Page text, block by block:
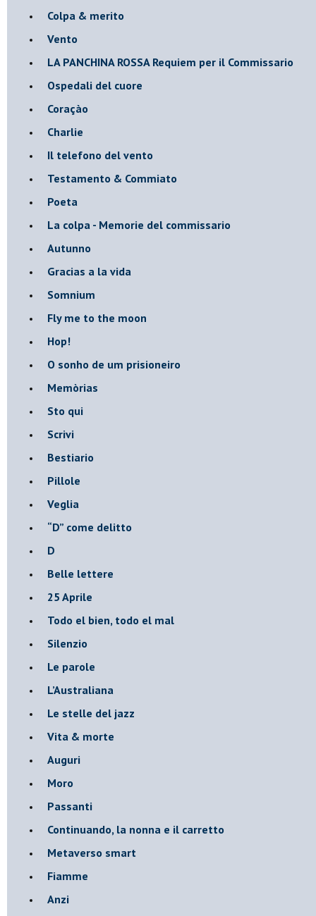
Colpa & merito
Vento
​LA PANCHINA ROSSA Requiem per il Commissario
Ospedali del cuore
Coraçào
Charlie
Il telefono del vento
Testamento & Commiato
Poeta
​La colpa - Memorie del commissario
Autunno
Gracias a la vida
Somnium
Fly me to the moon
Hop!
O sonho de um prisioneiro
Memòrias
Sto qui
Scrivi
Bestiario
Pillole
Veglia
​“D” come delitto
D
Belle lettere
25 Aprile
Todo el bien, todo el mal
Silenzio
Le parole
​L’Australiana
Le stelle del jazz
Vita & morte
Auguri
Moro
Passanti
Continuando, la nonna e il carretto
Metaverso smart
Fiamme
Anzi